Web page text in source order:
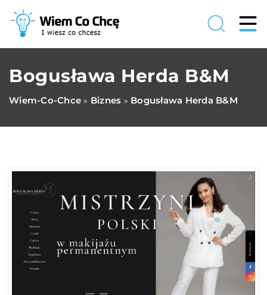
Bogusława Herda B&M
Wiem-Co-Chce » Biznes » Bogusława Herda B&M